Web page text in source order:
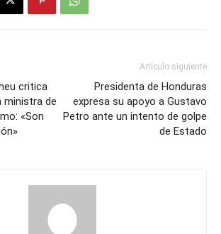
critica
ministra de
«Son
Artículo siguiente
Presidenta de Honduras
expresa su apoyo a Gustavo
Petro ante un intento de golpe
de Estado